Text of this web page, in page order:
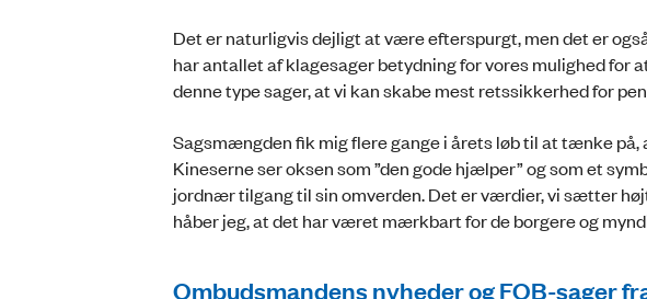
Det er naturligvis dejligt at være efterspurgt, men det er
har antallet af klagesager betydning for vores mulighed for
denne type sager, at vi kan skabe mest retssikkerhed for
Sagsmængden fik mig flere gange i årets løb til at tænke på,
Kineserne ser oksen som ”den gode hjælper” og som et
jordnær tilgang til sin omverden. Det er værdier, vi sætter
håber jeg, at det har været mærkbart for de borgere og
Ombudsmandens nyheder og FOB-sager